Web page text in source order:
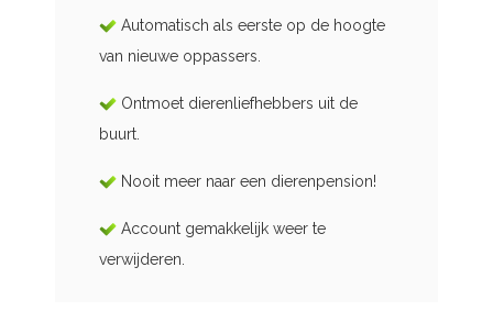
Automatisch als eerste op de hoogte
van nieuwe oppassers.
Ontmoet dierenliefhebbers uit de
buurt.
Nooit meer naar een dierenpension!
Account gemakkelijk weer te
verwijderen.